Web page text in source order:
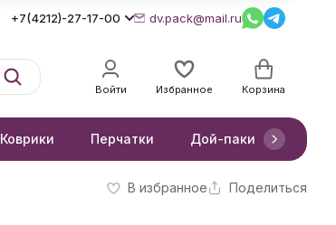
+7(4212)-27-17-00 dv.pack@mail.ru
Войти Избранное Корзина
Коврики Перчатки Дой-паки
В избранное Поделиться